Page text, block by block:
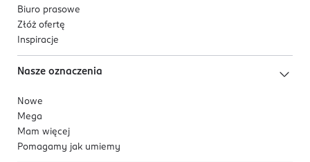
Biuro prasowe
Złóż ofertę
Inspiracje
Nasze oznaczenia
Nowe
Mega
Mam więcej
Pomagamy jak umiemy